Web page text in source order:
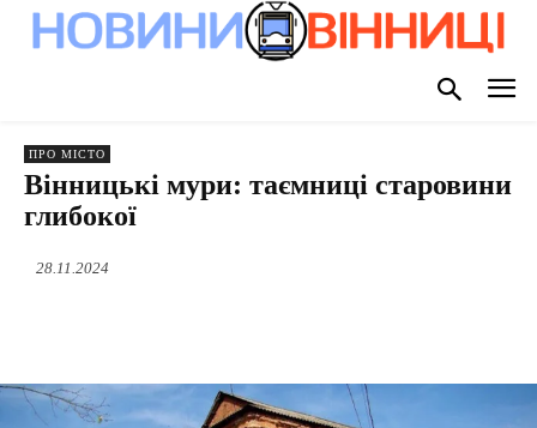
ПРО МІСТО
Вінницькі мури: таємниці старовини
глибокої
28.11.2024